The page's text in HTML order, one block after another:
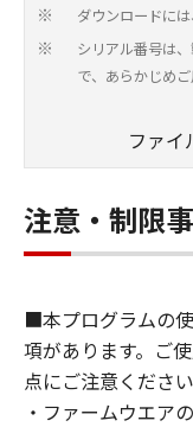
※ ダウンロードに
※
シリアル番号は
で、あらかじめご
ファ
注意・制限
■本プログラムの
項があります。ご
点にご注意ください
・ファームウエア